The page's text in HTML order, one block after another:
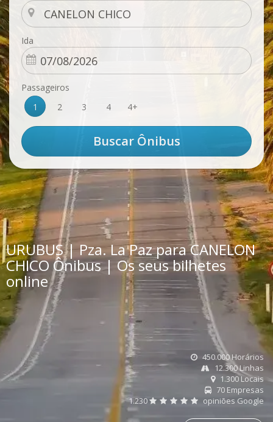
Ida
Passageiros
1
2 3 4 4+
URUBUS | Pza. La Paz para CANELON
CHICO Ônibus | Os seus bilhetes
online
450.000 Horários
12.300 Linhas
1.300 Locais
70 Empresas
1.230
opiniões Google